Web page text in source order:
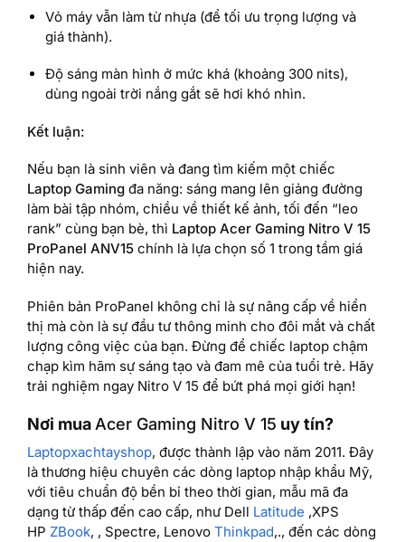
Vỏ máy vẫn làm từ nhựa (để tối ưu trọng lượng và
giá thành).
Độ sáng màn hình ở mức khá (khoảng 300 nits),
dùng ngoài trời nắng gắt sẽ hơi khó nhìn.
Kết luận:
Nếu bạn là sinh viên và đang tìm kiếm một chiếc
Laptop Gaming đa năng: sáng mang lên giảng đường
làm bài tập nhóm, chiều về thiết kế ảnh, tối đến “leo
rank” cùng bạn bè, thì Laptop Acer Gaming Nitro V 15
ProPanel ANV15 chính là lựa chọn số 1 trong tầm giá
hiện nay.
Phiên bản ProPanel không chỉ là sự nâng cấp về hiển
thị mà còn là sự đầu tư thông minh cho đôi mắt và chất
lượng công việc của bạn. Đừng để chiếc laptop chậm
chạp kìm hãm sự sáng tạo và đam mê của tuổi trẻ. Hãy
trải nghiệm ngay Nitro V 15 để bứt phá mọi giới hạn!
Nơi muaAcer Gaming Nitro V 15 uy tín?
Laptopxachtayshop, được thành lập vào năm 2011. Đây
là thương hiệu chuyên các dòng laptop nhập khẩu Mỹ,
với tiêu chuẩn độ bền bỉ theo thời gian, mẫu mã đa
dạng từ thấp đến cao cấp, như Dell Latitude ,XPS
HP ZBook, , Spectre, Lenovo Thinkpad,., đến các dòng